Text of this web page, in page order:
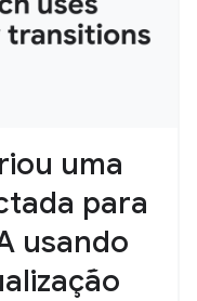
uma
para
usando